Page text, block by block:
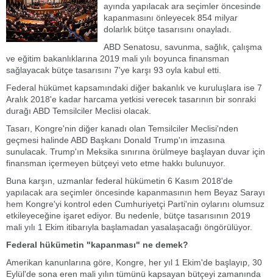
ayında yapılacak ara seçimler öncesinde
kapanmasını önleyecek 854 milyar
dolarlık bütçe tasarısını onayladı.
ABD Senatosu, savunma, sağlık, çalışma
ve eğitim bakanlıklarına 2019 mali yılı boyunca finansman
sağlayacak bütçe tasarısını 7'ye karşı 93 oyla kabul etti.
Federal hükümet kapsamındaki diğer bakanlık ve kuruluşlara ise 7
Aralık 2018'e kadar harcama yetkisi verecek tasarının bir sonraki
durağı ABD Temsilciler Meclisi olacak.
Tasarı, Kongre'nin diğer kanadı olan Temsilciler Meclisi'nden
geçmesi halinde ABD Başkanı Donald Trump'ın imzasına
sunulacak. Trump'ın Meksika sınırına örülmeye başlayan duvar için
finansman içermeyen bütçeyi veto etme hakkı bulunuyor.
Buna karşın, uzmanlar federal hükümetin 6 Kasım 2018'de
yapılacak ara seçimler öncesinde kapanmasının hem Beyaz Sarayı
hem Kongre'yi kontrol eden Cumhuriyetçi Parti'nin oylarını olumsuz
etkileyeceğine işaret ediyor. Bu nedenle, bütçe tasarısının 2019
mali yılı 1 Ekim itibarıyla başlamadan yasalaşacağı öngörülüyor.
Federal hükümetin "kapanması" ne demek?
Amerikan kanunlarına göre, Kongre, her yıl 1 Ekim'de başlayıp, 30
Eylül'de sona eren mali yılın tümünü kapsayan bütçeyi zamanında